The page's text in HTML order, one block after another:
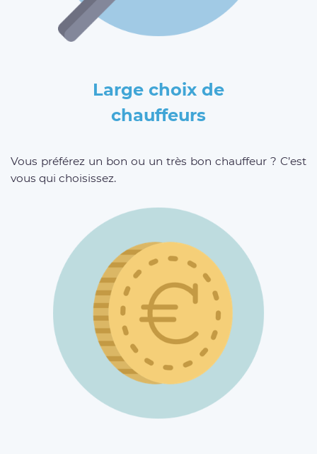
Large choix de
chauffeurs
Vous préférez un bon ou un très bon chauffeur ? C’est
vous qui choisissez.